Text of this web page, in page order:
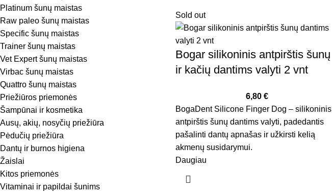
Platinum šunų maistas
Raw paleo šunų maistas
Specific šunų maistas
Trainer šunų maistas
Vet Expert šunų maistas
Virbac šunų maistas
Quattro šunų maistas
Priežiūros priemonės
Šampūnai ir kosmetika
Ausų, akių, nosyčių priežiūra
Pėdučių priežiūra
Dantų ir burnos higiena
Žaislai
Kitos priemonės
Vitaminai ir papildai šunims
Sold out
Bogar silikoninis antpirštis šunų
ir kačių dantims valyti 2 vnt
6,80 €
BogaDent Silicone Finger Dog – silikoninis
antpirštis šunų dantims valyti, padedantis
pašalinti dantų apnašas ir užkirsti kelią
akmenų susidarymui.
Daugiau